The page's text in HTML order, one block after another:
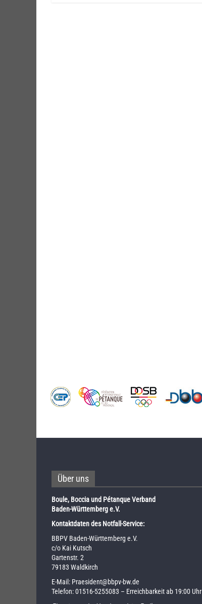
Über uns
Boule, Boccia und Pétanque Verband
Baden-Württemberg e.V.
Kontaktdaten des Notfall-Service:
BBPV Baden-Württemberg e.V.
c/o Kai Kutsch
Gartenstr. 2
79183 Waldkirch
E-Mail: Praesident@bbpv-bw.de
Telefon:01516-5255083 – Erreichbarkeit ab 19:00 Uhr